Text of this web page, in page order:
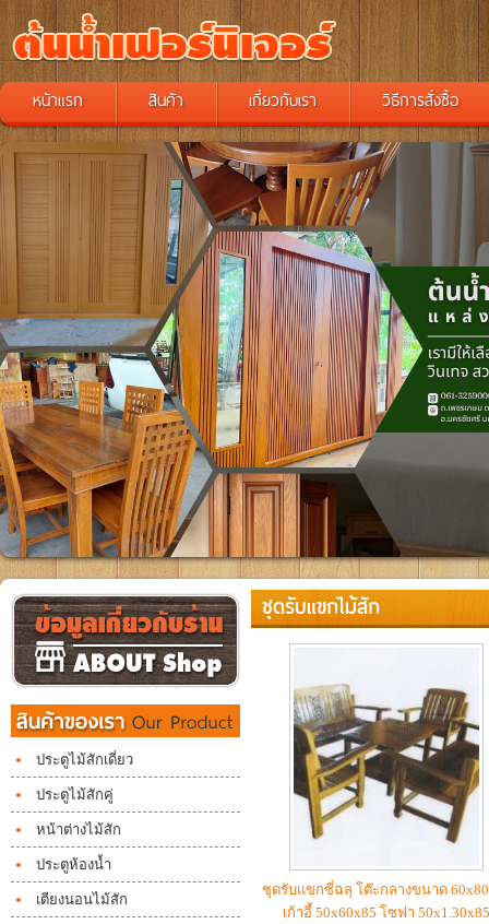
หน้าแรก สินค้า เกี่ยวกับเรา วิธีการสั่งซื้อ
ประตูไม้สักเดี่ยว
ประตูไม้สักคู่
หน้าต่างไม้สัก
ประตูห้องน้ำ
เตียงนอนไม้สัก
ชุดรับแขกไม้สัก
ชุดรับแขกซี่ฉลุ โต๊ะกลางขนาด
เก้าอี้ 50x60x85 โซฟา